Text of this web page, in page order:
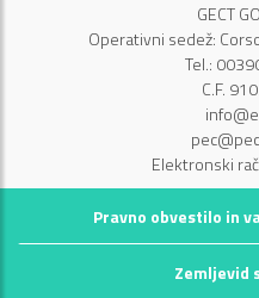
GECT
Operativni sedež:
Tel.:
C.F.
Elektronski
Pravno obvestilo in
Zemljevid